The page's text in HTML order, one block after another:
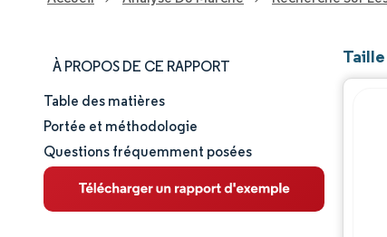
À PROPOS DE CE RAPPORT
Taille et part de marché
Analyse du marché
Tendances et perspectives
Table des matières
Portée et méthodologie
Questions fréquemment posées